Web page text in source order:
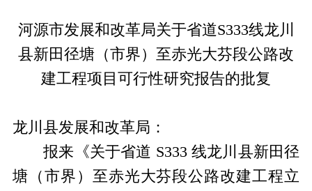
河源市发展和改革局关于省道S333线龙川
县新田径塘（市界）至赤光大芬段公路改
建工程项目可行性研究报告的批复
龙川县发展和改革局：
报来《关于省道 S333 线龙川县新田径
塘（市界）至赤光大芬段公路改建工程立